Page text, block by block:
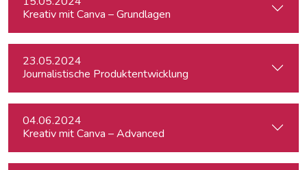
Kreativ mit Canva – Grundlagen
23.05.2024
Journalistische Produktentwicklung
04.06.2024
Kreativ mit Canva – Advanced